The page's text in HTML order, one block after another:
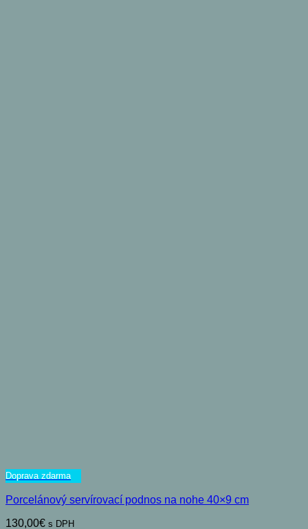
Doprava zdarma
Porcelánový servírovací podnos na nohe 40×9 cm
130,00€ s DPH